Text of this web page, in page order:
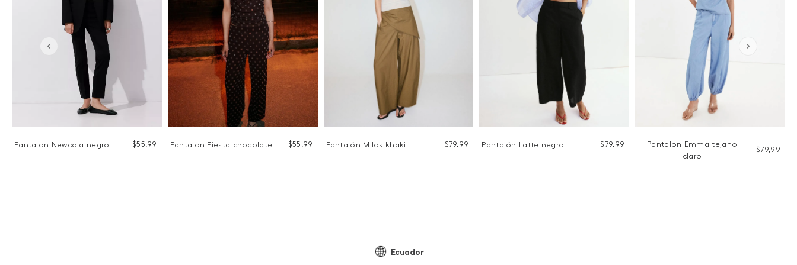
Pantalon Newcola negro $55,99 Pantalon Fiesta chocolate $55 ,99 Pantalón Milos khaki $79,99 Pantalón Latte negro $79,99
Pantalon Emma tejano
claro
$79,99
Ecuador